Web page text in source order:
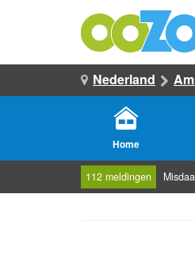
Nederland
Home
112 meldingen